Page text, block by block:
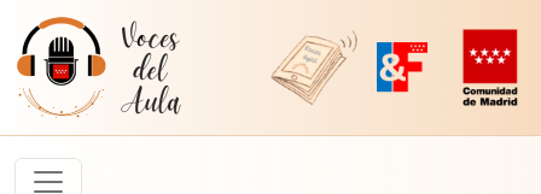
Saltar al contenido
Voces del Aula
Revista Digital de EducaMadrid
Plataforma de